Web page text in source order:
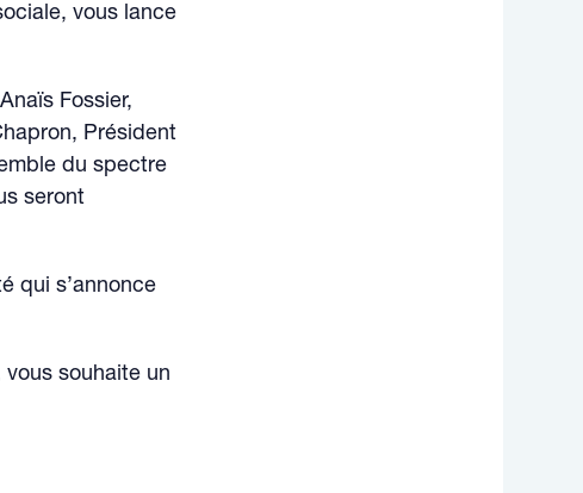
vous lance
Fossier,
Président
du spectre
seront
qui s’annonce
vous souhaite un